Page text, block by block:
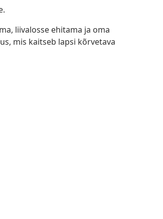
liivalosse ehitama ja oma
mis kaitseb lapsi kõrvetava